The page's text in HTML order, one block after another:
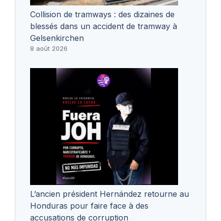
Collision de tramways : des dizaines de
blessés dans un accident de tramway à
Gelsenkirchen
8 août 2026
L’ancien président Hernández retourne au
Honduras pour faire face à des
accusations de corruption